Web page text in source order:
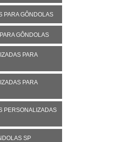
PARA GÔNDOLAS
GÔNDOLAS
PARA
PARA
PERSONALIZADAS
SP